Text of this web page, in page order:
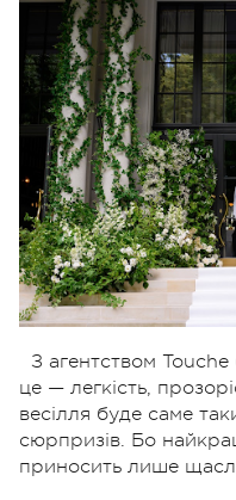
З агентством
це — легкість,
весілля буде саме
сюрпризів. Бо
приносить лише